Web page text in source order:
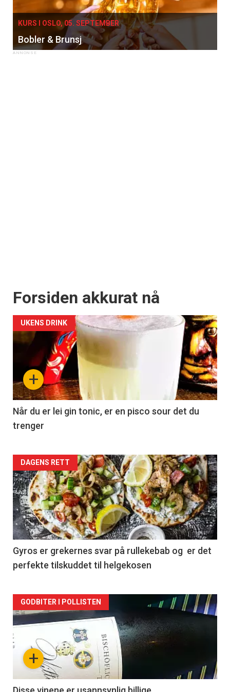
KURS I OSLO, 05. SEPTEMBER
Bobler & Brunsj
Forsiden akkurat nå
+
UKENS DRINK
Når du er lei gin tonic, er en pisco sour det du
trenger
Forsiden
akkurat
nå
-
2
DAGENS RETT
Gyros er grekernes svar på rullekebab og er det
perfekte tilskuddet til helgekosen
Forsiden
akkurat
nå+
GODBITER I POLLISTEN